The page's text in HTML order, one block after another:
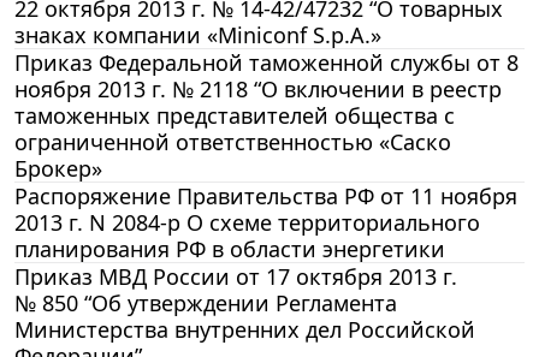
22 октября 2013 г. № 14-42/47232 “О товарных
знаках компании «Miniconf S.p.A.»
Приказ Федеральной таможенной службы от 8
ноября 2013 г. № 2118 “О включении в реестр
таможенных представителей общества с
ограниченной ответственностью «Саско
Брокер»
Распоряжение Правительства РФ от 11 ноября
2013 г. N 2084-р О схеме территориального
планирования РФ в области энергетики
Приказ МВД России от 17 октября 2013 г.
№ 850 “Об утверждении Регламента
Министерства внутренних дел Российской